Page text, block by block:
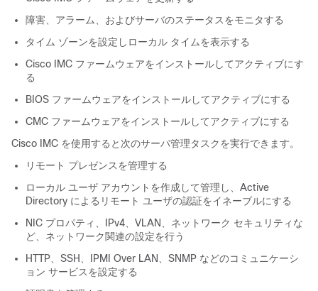
障害、アラーム、およびサーバのステータスをモニタする
タイム ゾーンを設定しローカル タイムを表示する
Cisco IMC ファームウェアをインストールしてアクティブにす
る
BIOS ファームウェアをインストールしてアクティブにする
CMC ファームウェアをインストールしてアクティブにする
Cisco IMC を使用すると次のサーバ管理タスクを実行できます。
リモート プレゼンスを管理する
ローカル ユーザ アカウントを作成して管理し、Active
Directory によるリモート ユーザの認証をイネーブルにする
NIC プロパティ、IPv4、VLAN、ネットワーク セキュリティな
ど、ネットワーク関連の設定を行う
HTTP、SSH、IPMI Over LAN、SNMP などのコミュニケーシ
ョン サービスを設定する